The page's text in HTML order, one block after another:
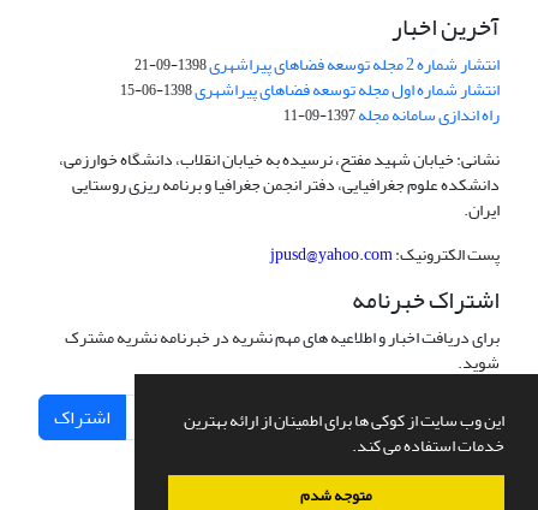
این وب سایت از کوکی ها برای اطمینان از ارائه بهترین
خدمات استفاده می کند.
متوجه شدم
آخرین اخبار
انتشار شماره 2 مجله توسعه فضاهای پیراشهری 1398-09-21
انتشار شماره اول مجله توسعه فضاهای پیراشهری1398-06-15
راه اندازی سامانه مجله1397-09-11
نشانی: خیابان شهید مفتح، نرسیده به خیابان انقلاب، دانشگاه خوارزمی،
دانشکده علوم جغرافیایی، دفتر انجمن جغرافیا و برنامه ریزی روستایی
ایران.
پست الکترونیک:jpusd@yahoo.com
اشتراک خبرنامه
برای دریافت اخبار و اطلاعیه های مهم نشریه در خبرنامه نشریه مشترک
شوید.
اشتراک